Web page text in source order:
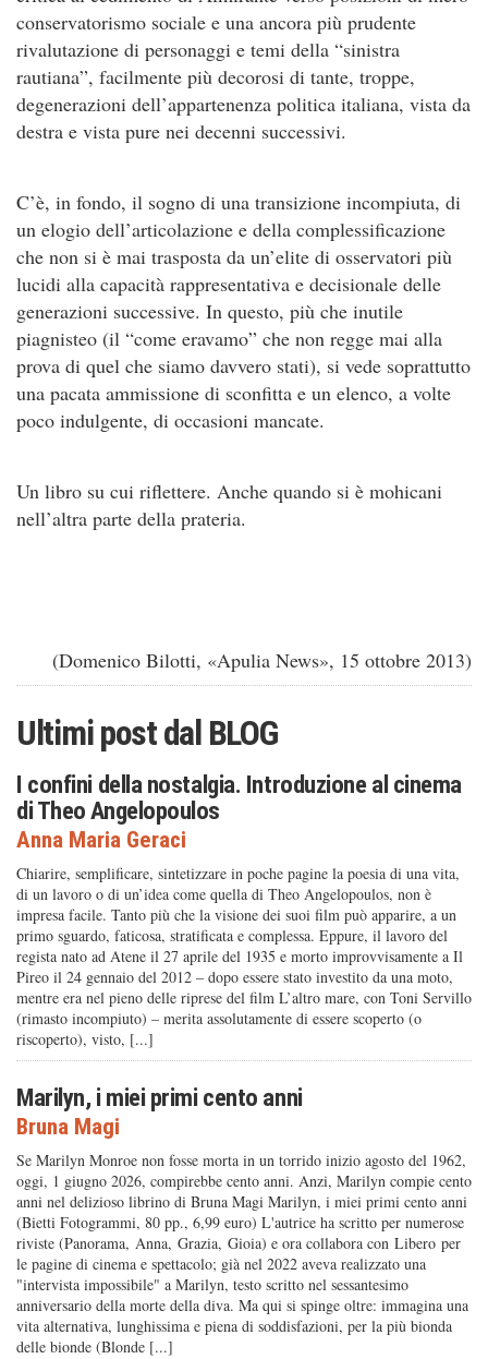
conservatorismo sociale e una ancora più prudente
rivalutazione di personaggi e temi della “sinistra
rautiana”, facilmente più decorosi di tante, troppe,
degenerazioni dell’appartenenza politica italiana, vista da
destra e vista pure nei decenni successivi.
C’è, in fondo, il sogno di una transizione incompiuta, di
un elogio dell’articolazione e della complessificazione
che non si è mai trasposta da un’elite di osservatori più
lucidi alla capacità rappresentativa e decisionale delle
generazioni successive. In questo, più che inutile
piagnisteo (il “come eravamo” che non regge mai alla
prova di quel che siamo davvero stati), si vede soprattutto
una pacata ammissione di sconfitta e un elenco, a volte
poco indulgente, di occasioni mancate.
Un libro su cui riflettere. Anche quando si è mohicani
nell’altra parte della prateria.
(Domenico Bilotti, «Apulia News», 15 ottobre 2013)
Ultimi post dalBLOG
I confini della nostalgia. Introduzione al cinema
di Theo Angelopoulos
Anna Maria Geraci
Chiarire, semplificare, sintetizzare in poche pagine la poesia di una vita,
di un lavoro o di un’idea come quella di Theo Angelopoulos, non è
impresa facile. Tanto più che la visione dei suoi film può apparire, a un
primo sguardo, faticosa, stratificata e complessa. Eppure, il lavoro del
regista nato ad Atene il 27 aprile del 1935 e morto improvvisamente a Il
Pireo il 24 gennaio del 2012 – dopo essere stato investito da una moto,
mentre era nel pieno delle riprese del film L’altro mare, con Toni Servillo
(rimasto incompiuto) – merita assolutamente di essere scoperto (o
riscoperto), visto, [...]
Marilyn, i miei primi cento anni
Bruna Magi
Se Marilyn Monroe non fosse morta in un torrido inizio agosto del 1962,
oggi, 1 giugno 2026, compirebbe cento anni. Anzi, Marilyn compie cento
anni nel delizioso librino di Bruna Magi Marilyn, i miei primi cento anni
(Bietti Fotogrammi, 80 pp., 6,99 euro) L'autrice ha scritto per numerose
riviste (Panorama, Anna, Grazia, Gioia) e ora collabora con Libero per
le pagine di cinema e spettacolo; già nel 2022 aveva realizzato una
"intervista impossibile" a Marilyn, testo scritto nel sessantesimo
anniversario della morte della diva. Ma qui si spinge oltre: immagina una
vita alternativa, lunghissima e piena di soddisfazioni, per la più bionda
delle bionde (Blonde [...]